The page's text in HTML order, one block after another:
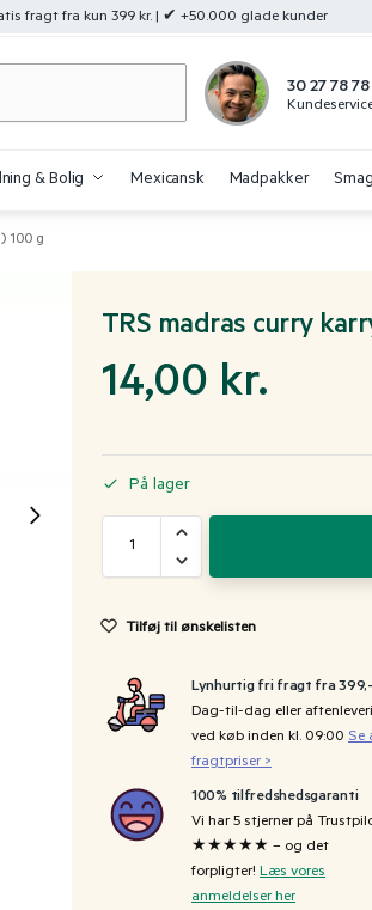
fragt fra kun 399 kr. | ✔ +50.000 glade kunder
30 27 78 78
& Bolig Mexicansk Madpakker
100 g
TRS madras curry
14,00 kr.
På lager
Tilføj til ønskelisten
Lynhurtig fri fragt fra 399,-
Dag-til-dag eller
ved køb inden kl. 09:00 Se
fragtpriser >
100% tilfredshedsgaranti
Vi har 5 stjerner på
★★★★★ – og det
forpligter! Læs vores
anmeldelser her